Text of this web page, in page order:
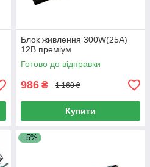
Блок живлення 300W(25A)
12В преміум
Готово до відправки
986 ₴ 1 160 ₴
Купити
–5%